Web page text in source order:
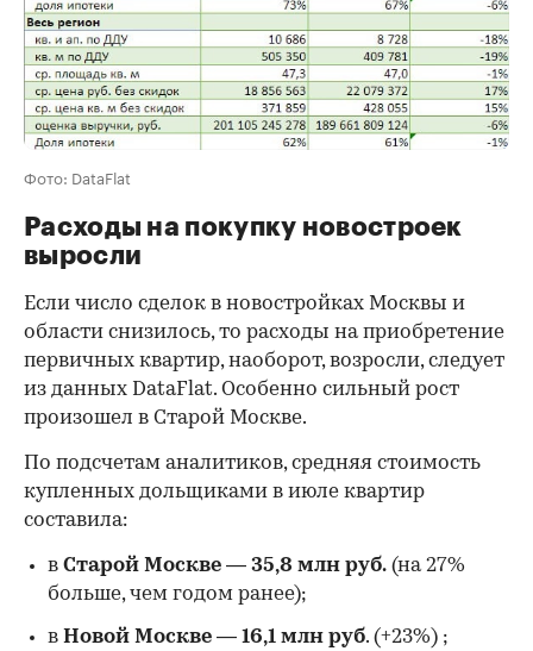
Фото: DataFlat
Расходы на покупку новостроек
выросли
Если число сделок в новостройках Москвы и
области снизилось, то расходы на приобретение
первичных квартир, наоборот, возросли, следует
из данных DataFlat. Особенно сильный рост
произошел в Старой Москве.
По подсчетам аналитиков, средняя стоимость
купленных дольщиками в июле квартир
составила:
в Старой Москве — 35,8 млн руб. (на 27%
больше, чем годом ранее);
в Новой Москве — 16,1 млн руб. (+23%) ;